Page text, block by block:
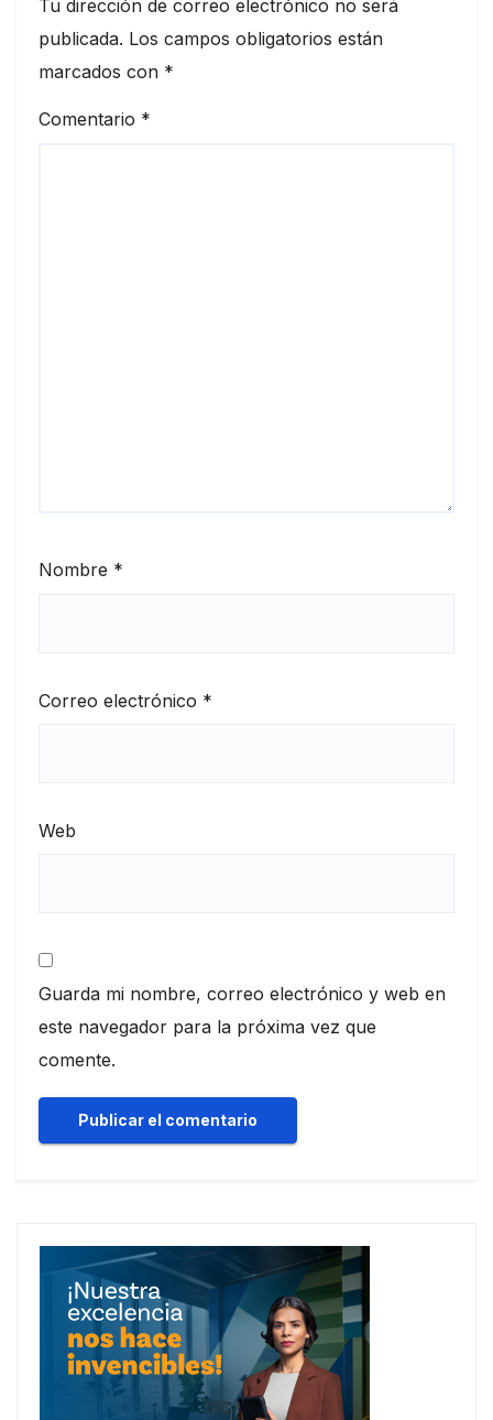
Tu dirección de correo electrónico no será
publicada. Los campos obligatorios están
marcados con *
Comentario *
Nombre *
Correo electrónico *
Web
Guarda mi nombre, correo electrónico y web en
este navegador para la próxima vez que
comente.